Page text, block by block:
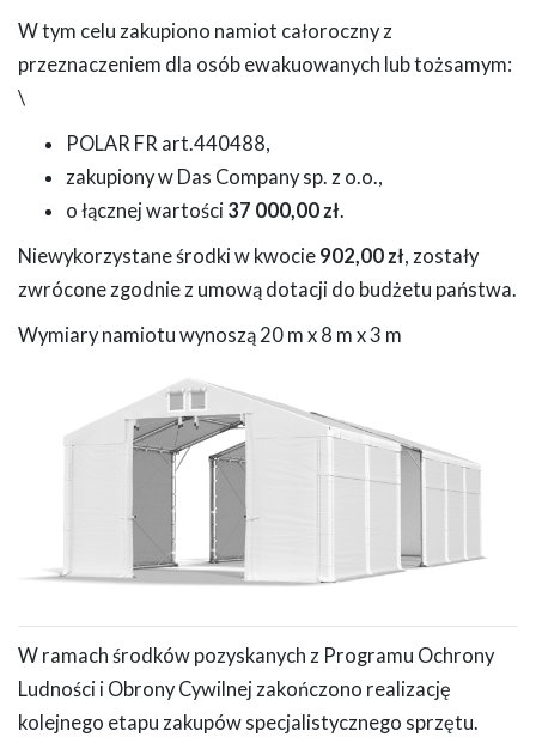
W tym celu zakupiono namiot całoroczny z
przeznaczeniem dla osób ewakuowanych lub tożsamym:
\
POLAR FR art.440488,
zakupiony w Das Company sp. z o.o.,
o łącznej wartości 37 000,00zł.
Niewykorzystane środki w kwocie 902,00 zł, zostały
zwrócone zgodnie z umową dotacji do budżetu państwa.
Wymiary namiotu wynoszą 20 m x 8 m x 3 m
W ramach środków pozyskanych z Programu Ochrony
Ludności i Obrony Cywilnej zakończono realizację
kolejnego etapu zakupów specjalistycznego sprzętu.